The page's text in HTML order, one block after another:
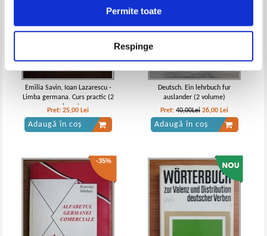
Permite toate
Respinge
Emilia Savin, Ioan Lazarescu -
Limba germana. Curs practic (2
volume)
Pret:25,00 Lei
Adaugă în coș
Deutsch. Ein lehrbuch fur
auslander (2 volume)
Pret:40,00Lei 26,00 Lei
Adaugă în coș
-35%